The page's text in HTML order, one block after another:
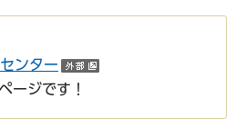
ンター
ージです！